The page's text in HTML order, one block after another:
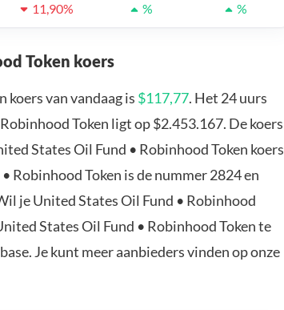
11,90% % %
Token koers
koers van vandaag is $117,77. Het 24 uurs
Token ligt op $2.453.167. De koers
States Oil Fund • Robinhood Token koers
Robinhood Token is de nummer 2824 en
je United States Oil Fund • Robinhood
States Oil Fund • Robinhood Token te
Je kunt meer aanbieders vinden op onze